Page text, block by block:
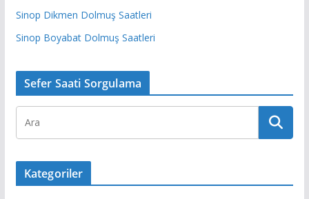
Sinop Dikmen Dolmuş Saatleri
Sinop Boyabat Dolmuş Saatleri
Sefer Saati Sorgulama
Kategoriler